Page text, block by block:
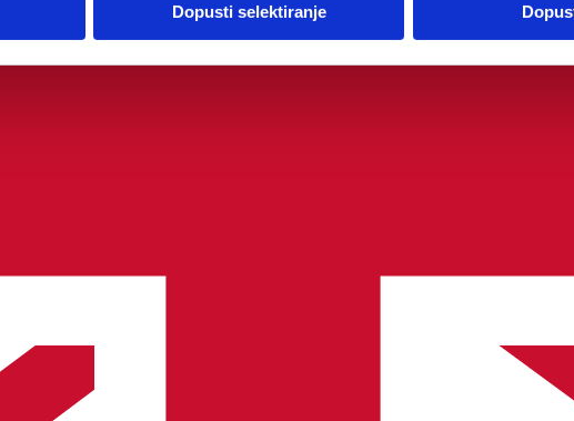
Dopusti selektiranje